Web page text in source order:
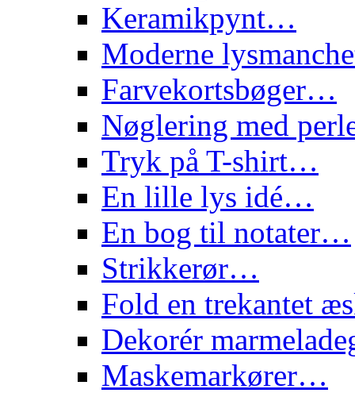
Keramikpynt…
Moderne
Farvekortsbøger…
Nøglering med
Tryk på T-shirt…
En lille lys idé…
En bog til notater…
Strikkerør…
Fold en trekantet
Dekorér
Maskemarkører…